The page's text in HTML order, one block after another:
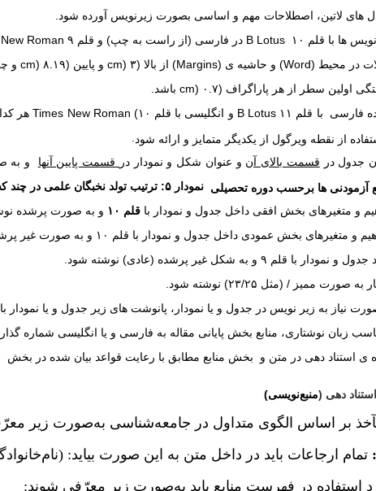
های لاتین، اصطلاحات مهم و اساسی بصورت زیرنویس آورده شود
ها با قلم ۱۰
B Lotus در فارسی (از راست به چپ) و قلم ۹ Roman
در محیط (Word) و حاشیه ی (Margins) از بالا (۳ cm) و پایین (۸.۱۹ cm) و
اولین سطر از هر پاراگراف (۰.۷
cm) باشد
فارسی با قلم ۱۱
B Lotus و انگلیسی با قلم ۱۰ Times New Roman (
از نقطه ویرگول از یکدیگر متمایز و ارائه شود
جدول در قسمت بالای آن و عنوان شکل و نمودار در قسمت پایین آنها و به
آزمودنی ها برحسب دوره تحصیلی
نمودار ۵: ترتیب تولد نخبگان علمی در چند کشور جهان
و متغیرهای بخش افقی داخل جدول و نمودار با قلم ۱۰ و به صورت پرشده
و متغیرهای بخش عمودی داخل جدول و نمودار با قلم ۱۰ و به صورت غیر پرشده نوشته شود
و نمودار با قلم ۹ و به شکل غیر پرشده (عادی) نوشته شود
صورت ممیز / (مثل ۲۳/۲۵) نوشته شود
نیاز به زیر نویس در جدول و یا نمودار، پانوشت های زیر جدول و یا نمودار با قلم ۹
زبان نوشتاری، منابع بخش پایانی مقاله به فارسی و یا انگلیسی شماره
ی استناد دهی در متن و بخش منابع مطابق با رعایت قواعد بیان شده در
دهی (منبع‌نویسی)
بر اساس الگوی متداول در جامعه‌شناسی به‌صورت زیر
تمام ارجاعات باید در داخل متن به این صورت بیاید:
استفاده در فهرست منابع باید به‌صورت زیر معرّفی شوند: